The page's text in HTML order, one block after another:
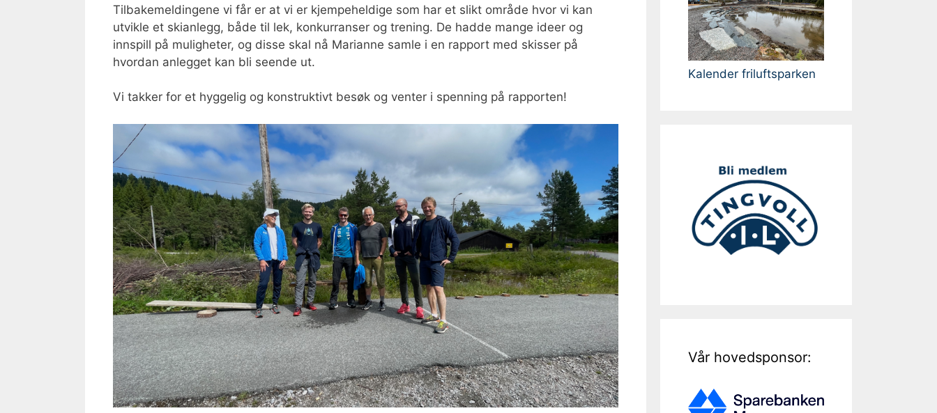
Tilbakemeldingene vi får er at vi er kjempeheldige som har et slikt område hvor vi kan
utvikle et skianlegg, både til lek, konkurranser og trening. De hadde mange ideer og
innspill på muligheter, og disse skal nå Marianne samle i en rapport med skisser på
hvordan anlegget kan bli seende ut.
Vi takker for et hyggelig og konstruktivt besøk og venter i spenning på rapporten!
Kalender friluftsparken
Vår hovedsponsor: